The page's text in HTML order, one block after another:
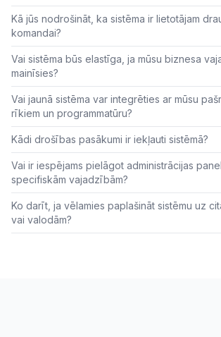
Kā jūs nodrošināt, ka sistēma ir lietotājam
komandai?
Vai sistēma būs elastīga, ja mūsu biznesa
mainīsies?
Vai jaunā sistēma var integrēties ar mūsu
rīkiem un programmatūru?
Kādi drošības pasākumi ir iekļauti sistēmā?
Vai ir iespējams pielāgot administrācijas
specifiskām vajadzībām?
Ko darīt, ja vēlamies paplašināt sistēmu uz
vai valodām?